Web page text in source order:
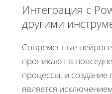
Интеграция с
другими
Современные
проникают в
процессы, и создание
является